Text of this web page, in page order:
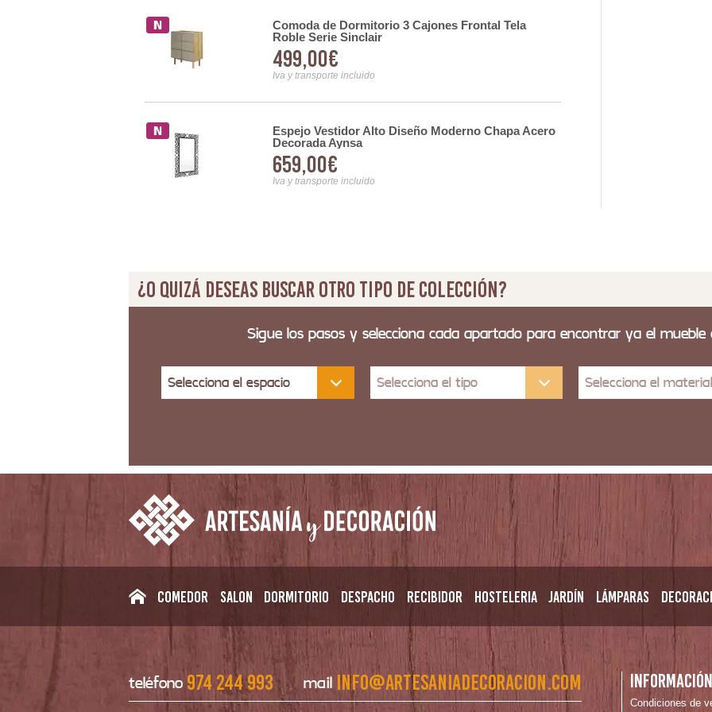
Comoda de Dormitorio 3 Cajones Frontal Tela
Roble Serie Sinclair
499,00€
Iva y transporte incluido
Espejo Vestidor Alto Diseño Moderno Chapa Acero
Decorada Aynsa
659,00€
Iva y transporte incluido
¿O quizá deseas buscar otro tipo de colección?
Sigue los pasos y selecciona cada apartado para encontrar ya el
Selecciona el espacio Selecciona el tipo Selecciona el material
Comedor Salon Dormitorio Despacho Recibidor Hosteleria Jardín Lámparas
teléfono974 244 993 mail info@artesaniadecoracion.com Información
Condiciones de